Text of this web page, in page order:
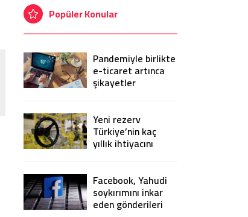
Popüler Konular
Pandemiyle birlikte
e-ticaret artınca
şikayetler
de katlandı
Yeni rezerv
Türkiye’nin kaç
yıllık ihtiyacını
Facebook, Yahudi
soykırımını inkar
eden gönderileri